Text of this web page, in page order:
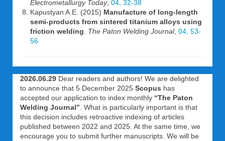
Electrometallurgy Today, 04, 32-38
Kapustyan A.E. (2015) Manufacture of long-length
semi-products from sintered titanium alloys using
friction welding
The Paton Welding Journal, 04, 53-
56
2026.06.29 Dear readers and authors! We are delighted
to announce that 5 December 2025 Scopus has
accepted our application to index monthly “The Paton
Welding Journal” . What is particularly important is that
this decision includes retroactive indexing of articles
published between 2022 and 2025. At the same time, we
encourage you to submit further manuscripts. We will be